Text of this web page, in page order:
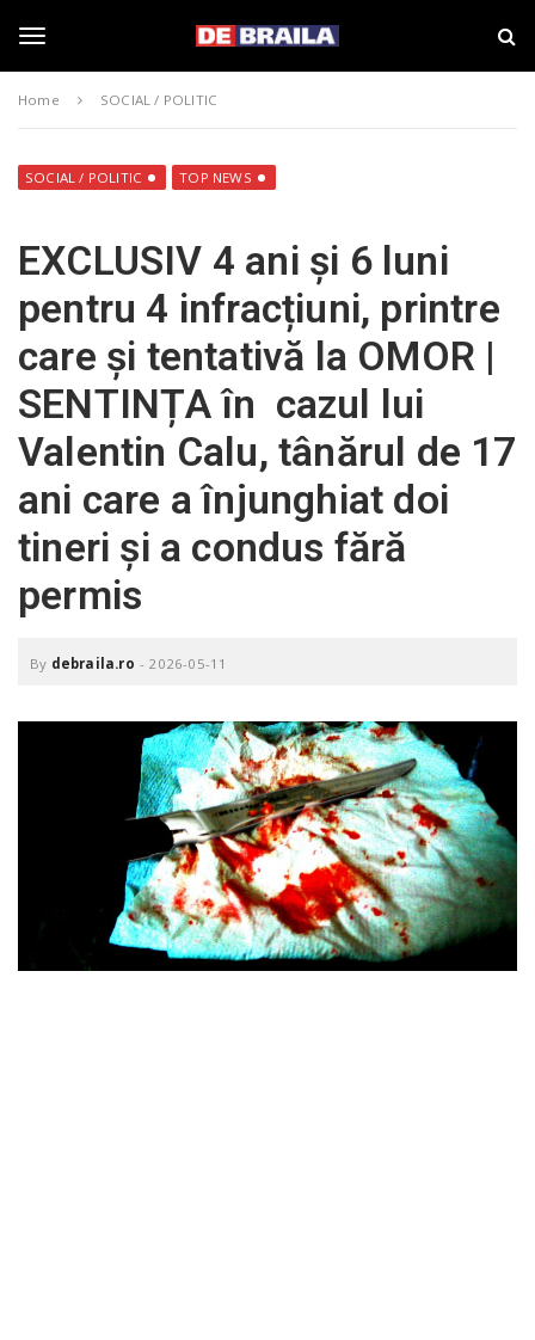
g
l
e
n
a
i
a
a
–
d
e
b
r
a
i
l
a
.
r
o
Home SOCIAL / POLITIC
SOCIAL / POLITIC TOP NEWS
EXCLUSIV 4 ani și 6 luni
pentru 4 infracțiuni, printre
care și tentativă la OMOR |
SENTINȚA în cazul lui
Valentin Calu, tânărul de 17
ani care a înjunghiat doi
tineri și a condus fără
permis
By debraila.ro - 2026-05-11